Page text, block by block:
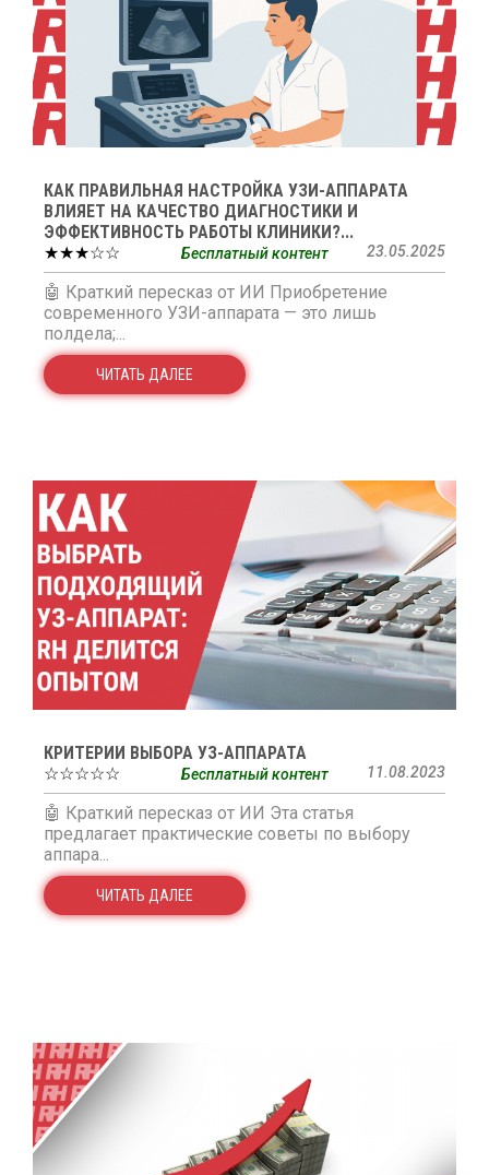
КАК ПРАВИЛЬНАЯ НАСТРОЙКА УЗИ-АППАРАТА
ВЛИЯЕТ НА КАЧЕСТВО ДИАГНОСТИКИ И
ЭФФЕКТИВНОСТЬ РАБОТЫ КЛИНИКИ?...
★★★☆☆
23.05.2025
Бесплатный контент
🤖 Краткий пересказ от ИИ Приобретение
современного УЗИ-аппарата — это лишь
полдела;...
ЧИТАТЬ ДАЛЕЕ
КРИТЕРИИ ВЫБОРА УЗ-АППАРАТА
☆☆☆☆☆
11.08.2023
Бесплатный контент
🤖 Краткий пересказ от ИИ Эта статья
предлагает практические советы по выбору
аппара...
ЧИТАТЬ ДАЛЕЕ